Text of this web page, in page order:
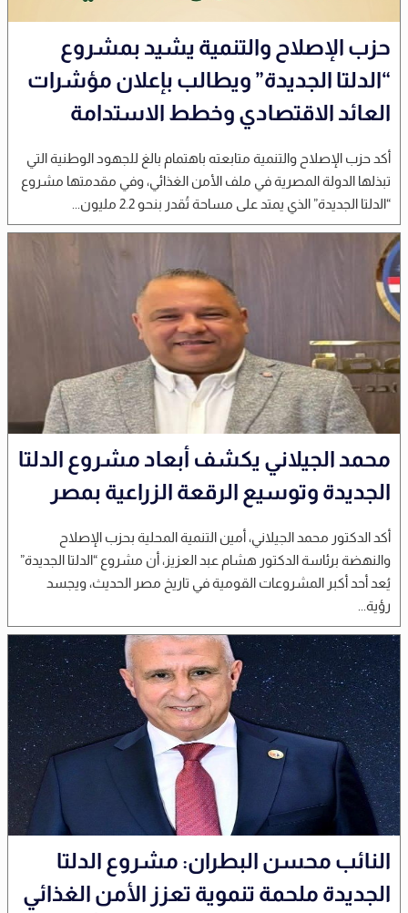
حزب الإصلاح والتنمية يشيد بمشروع
“الدلتا الجديدة” ويطالب بإعلان مؤشرات
العائد الاقتصادي وخطط الاستدامة
أكد حزب الإصلاح والتنمية متابعته باهتمام بالغ للجهود الوطنية التي
تبذلها الدولة المصرية في ملف الأمن الغذائي، وفي مقدمتها مشروع
“الدلتا الجديدة” الذي يمتد على مساحة تُقدر بنحو 2.2 مليون...
محمد الجيلاني يكشف أبعاد مشروع الدلتا
الجديدة وتوسيع الرقعة الزراعية بمصر
أكد الدكتور محمد الجيلاني، أمين التنمية المحلية بحزب الإصلاح
والنهضة برئاسة الدكتور هشام عبد العزيز، أن مشروع “الدلتا الجديدة”
يُعد أحد أكبر المشروعات القومية في تاريخ مصر الحديث، ويجسد
رؤية...
النائب محسن البطران: مشروع الدلتا
الجديدة ملحمة تنموية تعزز الأمن الغذائي